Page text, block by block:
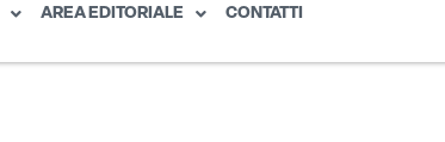
AREA EDITORIALE CONTATTI